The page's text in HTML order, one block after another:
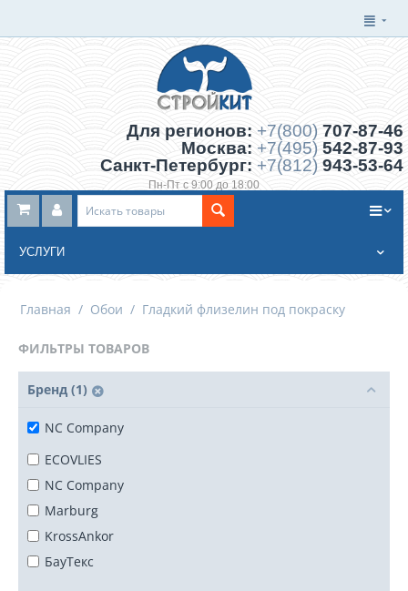
Для регионов: +7(800) 707-87-46
Москва: +7(495) 542-87-93
Санкт-Петербург: +7(812) 943-53-64
Пн-Пт с 9:00 до 18:00
Заказать обратный звонок
УСЛУГИ
Главная / Обои / Гладкий флизелин под покраску
ФИЛЬТРЫ ТОВАРОВ
Бренд (1)
NC Company
ECOVLIES
NC Company
Marburg
KrossAnkor
БауТекс